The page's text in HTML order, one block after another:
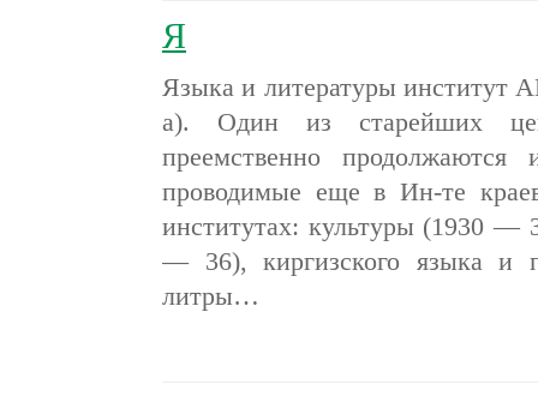
Я
Языка и литературы институт
а). Один из старейших
преемственно продолжаются
проводимые еще в Ин-те
институтах: культуры (1930 —
— 36), киргизского языка и
литры…